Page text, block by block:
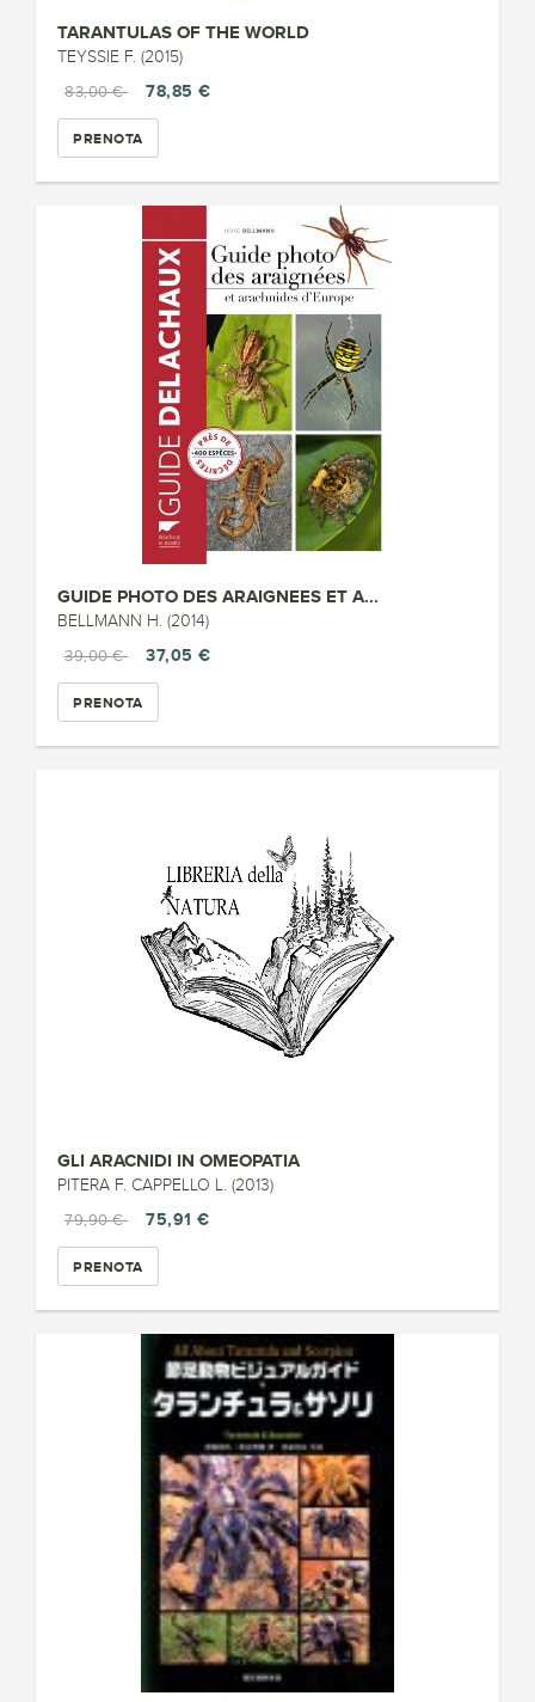
TARANTULAS OF THE WORLD
TEYSSIE F. (2015)
83,00 €
78,85 €
PRENOTA
GUIDE PHOTO DES ARAIGNEES ET A...
BELLMANN H. (2014)
39,00 €
37,05 €
PRENOTA
GLI ARACNIDI IN OMEOPATIA
PITERA F. CAPPELLO L. (2013)
79,90 €
75,91 €
PRENOTA